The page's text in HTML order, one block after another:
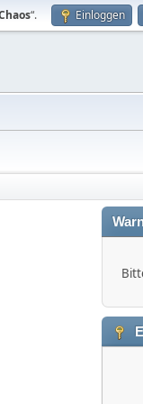
“. Einloggen